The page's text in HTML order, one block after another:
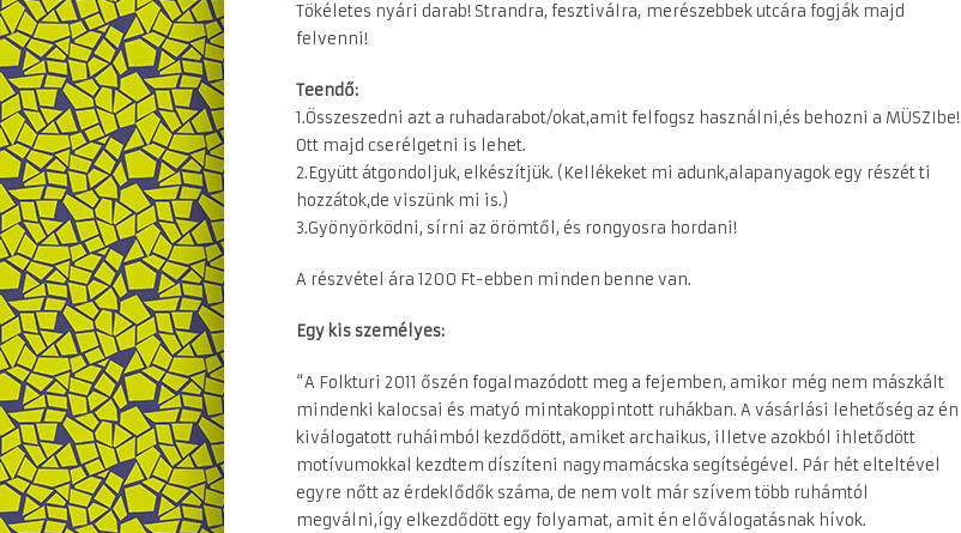
Tökéletes nyári darab! Strandra, fesztiválra, merészebbek utcára fogják majd
felvenni!
Teendő:
1.Összeszedni azt a ruhadarabot/okat,amit felfogsz használni,és behozni a MÜSZIbe!
Ott majd cserélgetni is lehet.
2.Együtt átgondoljuk, elkészítjük. (Kellékeket mi adunk,alapanyagok egy részét ti
hozzátok,de viszünk mi is.)
3.Gyönyörködni, sírni az örömtől, és rongyosra hordani!
A részvétel ára 1200 Ft-ebben minden benne van.
Egy kis személyes:
“A Folkturi 2011 őszén fogalmazódott meg a fejemben, amikor még nem mászkált
mindenki kalocsai és matyó mintakoppintott ruhákban. A vásárlási lehetőség az én
kiválogatott ruháimból kezdődött, amiket archaikus, illetve azokból ihletődött
motívumokkal kezdtem díszíteni nagymamácska segítségével. Pár hét elteltével
egyre nőtt az érdeklődők száma, de nem volt már szívem több ruhámtól
megválni,így elkezdődött egy folyamat, amit én előválogatásnak hívok.